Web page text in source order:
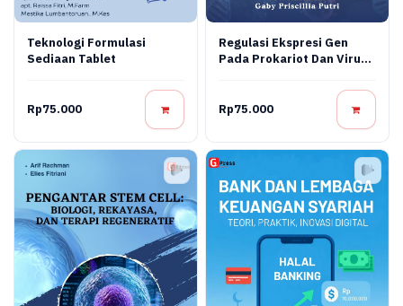
Teknologi Formulasi
Sediaan Tablet
Rp75.000
Regulasi Ekspresi Gen
Pada Prokariot Dan Virus:
Mekanisme Regulasi, Dan
Aplikasi Bioteknologi
Rp75.000